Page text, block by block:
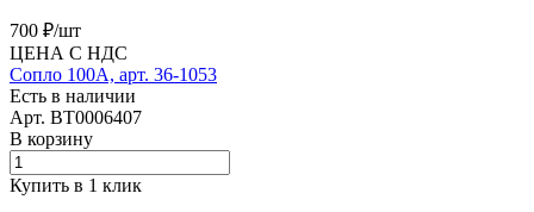
700 ₽/шт
ЦЕНА С НДС
Сопло 100А, арт. 36-1053
Есть в наличии
Арт. BT0006407
В корзину
Купить в 1 клик